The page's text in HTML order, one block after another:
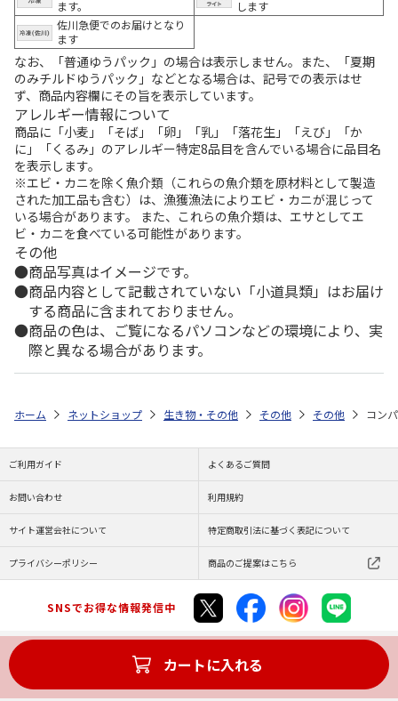
ます。
します
佐川急便でのお届けとなり
ます
なお、「普通ゆうパック」の場合は表示しません。また、「夏期
のみチルドゆうパック」などとなる場合は、記号での表示はせ
ず、商品内容欄にその旨を表示しています。
アレルギー情報について
商品に「小麦」「そば」「卵」「乳」「落花生」「えび」「か
に」「くるみ」のアレルギー特定8品目を含んでいる場合に品目名
を表示します。
※エビ・カニを除く魚介類（これらの魚介類を原材料として製造
された加工品も含む）は、漁獲漁法によりエビ・カニが混じって
いる場合があります。 また、これらの魚介類は、エサとしてエ
ビ・カニを食べている可能性があります。
その他
商品写真はイメージです。
商品内容として記載されていない「小道具類」はお届け
する商品に含まれておりません。
商品の色は、ご覧になるパソコンなどの環境により、実
際と異なる場合があります。
カートに入れる
ホーム ネットショップ 生き物・その他 その他 その他 コン
ご利用ガイド よくあるご質問
お問い合わせ 利用規約
サイト運営会社について 特定商取引法に基づく表記について
プライバシーポリシー 商品のご提案はこちら
SNSでお得な情報発信中